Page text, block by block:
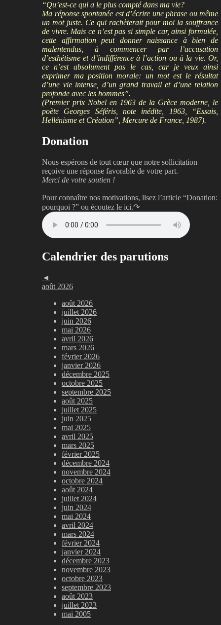
“Qu’est-ce qui a le plus compté dans ma vie?
Ma réponse spontanée est d’écrire une phrase ou même
un mot juste. Ce qui rachèterait pour moi la souffrance
de vivre. Mais ce n’est pas si simple car, ainsi formulée,
cette affirmation peut donner naissance à bien de
malentendus, à commencer par l’accusation
d’esthétisme et d’indifférence à l’action ou à la vie. Or,
ce n’est absolument pas le cas, car je veux ainsi
exprimer ma position morale: un mot est le résultat
d’une vie intense, d’un grand travail et d’une relation
profonde avec les hommes”.
(Premier prix Nobel en 1963 de la Grèce moderne, le
poète Georges Séféris, note inédite, 1963, “Essais,
Hellénisme et Création”, Mercure de France, 1987).
Donation
Nous espérons de tout cœur que notre sollicitation
reçoive une réponse favorable de votre part.
Merci de votre soutien !
Pour connaître nos motivations, lisez l’article “Donation:
pourquoi ?” ou écoutez le ici.↷
Calendrier des parutions
◄
août 2026
août 2026
juillet 2026
juin 2026
mai 2026
avril 2026
mars 2026
février 2026
janvier 2026
décembre 2025
octobre 2025
septembre 2025
août 2025
juillet 2025
juin 2025
mai 2025
avril 2025
mars 2025
février 2025
décembre 2024
novembre 2024
octobre 2024
août 2024
juillet 2024
juin 2024
mai 2024
avril 2024
mars 2024
février 2024
janvier 2024
décembre 2023
novembre 2023
octobre 2023
septembre 2023
août 2023
juillet 2023
mai 2005